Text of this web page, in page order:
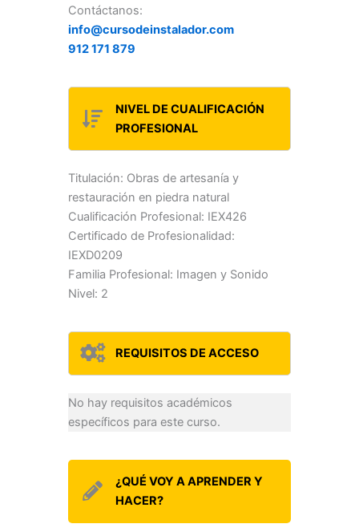
Contáctanos:
info@cursodeinstalador.com
912 171 879
NIVEL DE CUALIFICACIÓN
PROFESIONAL
Titulación: Obras de artesanía y
restauración en piedra natural
Cualificación Profesional: IEX426
Certificado de Profesionalidad:
IEXD0209
Familia Profesional: Imagen y Sonido
Nivel: 2
REQUISITOS DE ACCESO
No hay requisitos académicos
específicos para este curso.
¿QUÉ VOY A APRENDER Y
HACER?